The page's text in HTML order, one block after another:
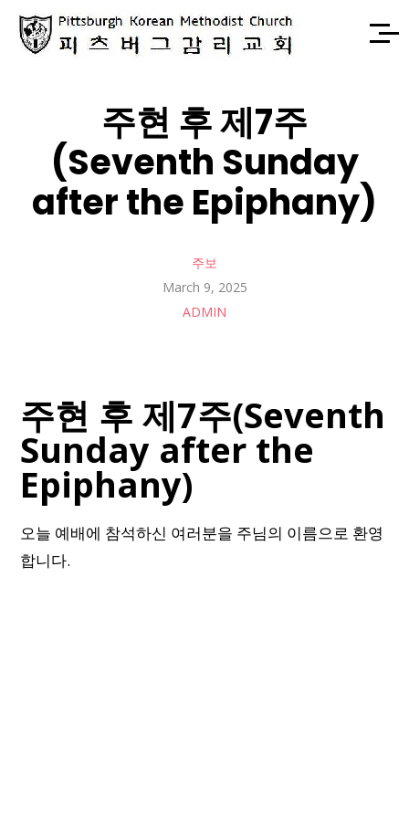
주현 후 제7주
(Seventh Sunday
after the Epiphany)
주보
March 9, 2025
ADMIN
주현 후 제7주(Seventh
Sunday after the
Epiphany)
오늘 예배에 참석하신 여러분을 주님의 이름으로 환영
합니다.